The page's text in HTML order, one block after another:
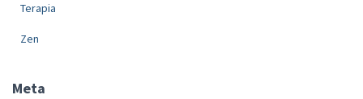
Terapia
Zen
Meta